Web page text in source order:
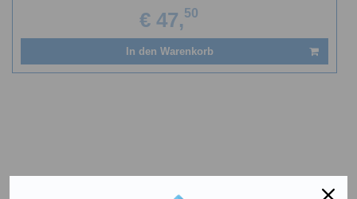
€ 47,50
In den Warenkorb